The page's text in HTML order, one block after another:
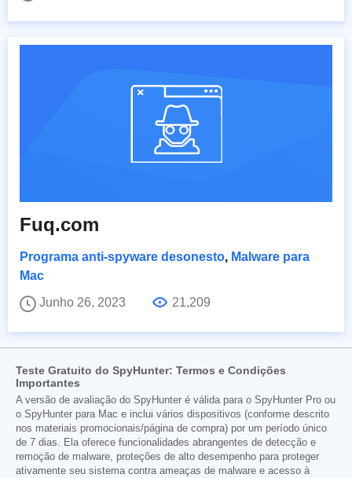
Fuq.com
Programa anti-spyware desonesto, Malware para
Mac
Junho 26, 2023
21,209
Teste Gratuito do SpyHunter: Termos e Condições
Importantes
A versão de avaliação do SpyHunter é válida para o SpyHunter Pro ou
o SpyHunter para Mac e inclui vários dispositivos (conforme descrito
nos materiais promocionais/página de compra) por um período único
de 7 dias. Ela oferece funcionalidades abrangentes de detecção e
remoção de malware, proteções de alto desempenho para proteger
ativamente seu sistema contra ameaças de malware e acesso à